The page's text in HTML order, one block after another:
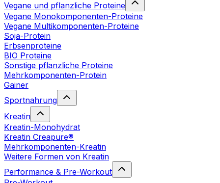
Vegane und pflanzliche Proteine
Vegane Monokomponenten-Proteine
Vegane Multikomponenten-Proteine
Soja-Protein
Erbsenproteine
BIO Proteine
Sonstige pflanzliche Proteine
Mehrkomponenten-Protein
Gainer
Sportnahrung
Kreatin
Kreatin-Monohydrat
Kreatin Creapure®
Mehrkomponenten-Kreatin
Weitere Formen von Kreatin
Performance & Pre-Workout